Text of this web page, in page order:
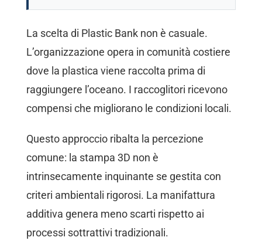
La scelta di Plastic Bank non è casuale.
L’organizzazione opera in comunità costiere
dove la plastica viene raccolta prima di
raggiungere l’oceano. I raccoglitori ricevono
compensi che migliorano le condizioni locali.
Questo approccio ribalta la percezione
comune: la stampa 3D non è
intrinsecamente inquinante se gestita con
criteri ambientali rigorosi. La manifattura
additiva genera meno scarti rispetto ai
processi sottrattivi tradizionali.